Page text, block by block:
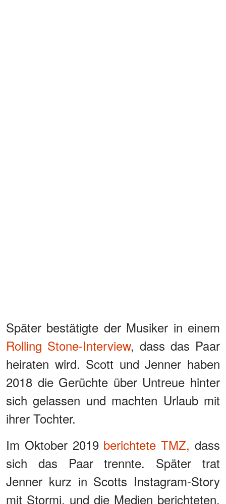
Später bestätigte der Musiker in einem
Rolling Stone-Interview, dass das Paar
heiraten wird. Scott und Jenner haben
2018 die Gerüchte über Untreue hinter
sich gelassen und machten Urlaub mit
ihrer Tochter.
Im Oktober 2019 berichtete TMZ, dass
sich das Paar trennte. Später trat
Jenner kurz in Scotts Instagram-Story
mit Stormi, und die Medien berichteten,